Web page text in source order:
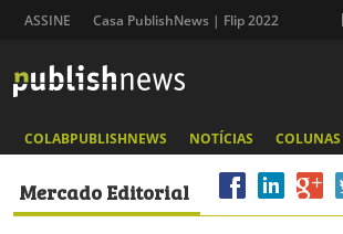
ASSINE Casa PublishNews | Flip 2022
COLABPUBLISHNEWS NOTÍCIAS COLUNAS
Mercado Editorial